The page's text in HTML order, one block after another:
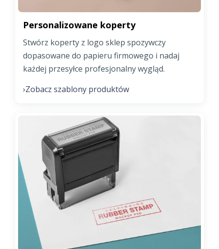
Personalizowane koperty
Stwórz koperty z logo sklep spozywczy
dopasowane do papieru firmowego i nadaj
każdej przesyłce profesjonalny wygląd.
›Zobacz szablony produktów